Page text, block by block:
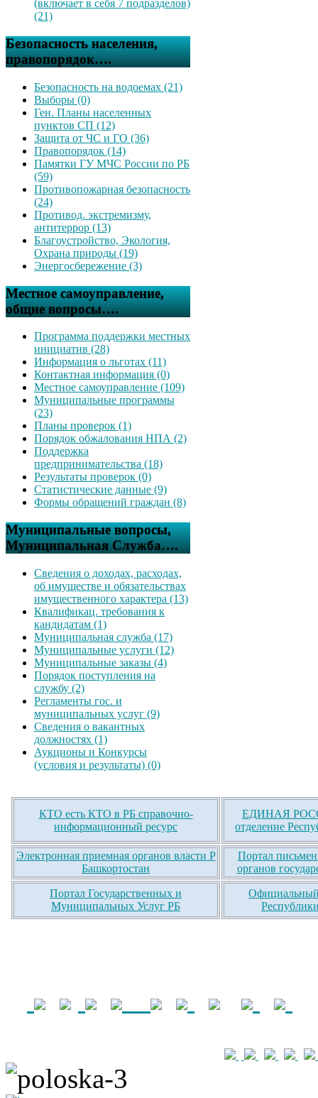
(включает в себя 7 подразделов)
(21)
Безопасность населения,
правопорядок….
Безопасность на водоемах (21)
Выборы (0)
Ген. Планы населенных
пунктов СП (12)
Защита от ЧС и ГО (36)
Правопорядок (14)
Памятки ГУ МЧС России по РБ
(59)
Противопожарная безопасность
(24)
Противод. экстремизму,
антитеррор (13)
Благоустройство, Экология,
Охрана природы (19)
Энергосбережение (3)
Местное самоуправление,
общие вопросы….
Программа поддержки местных
инициатив (28)
Информация о льготах (11)
Контактная информация (0)
Местное самоуправление (109)
Муниципальные программы
(23)
Планы проверок (1)
Порядок обжалования НПА (2)
Поддержка
предпринимательства (18)
Результаты проверок (0)
Статистические данные (9)
Формы обращений граждан (8)
Муниципальные вопросы,
Муниципальная Служба….
Сведения о доходах, расходах,
об имуществе и обязательствах
имущественного характера (13)
Квалификац. требования к
кандидатам (1)
Муниципальная служба (17)
Муниципальные услуги (12)
Муниципальные заказы (4)
Порядок поступления на
службу (2)
Регламенты гос. и
муниципальных услуг (9)
Сведения о вакантных
должностях (1)
Аукционы и Конкурсы
(условия и результаты) (0)
КТО есть КТО в РБ справочно-
информационный ресурс
ЕДИНАЯ
отделение
Электронная приемная органов власти Р
Башкортостан
Портал
органов
Портал Государственных и
Муниципальных Услуг РБ
Официальный